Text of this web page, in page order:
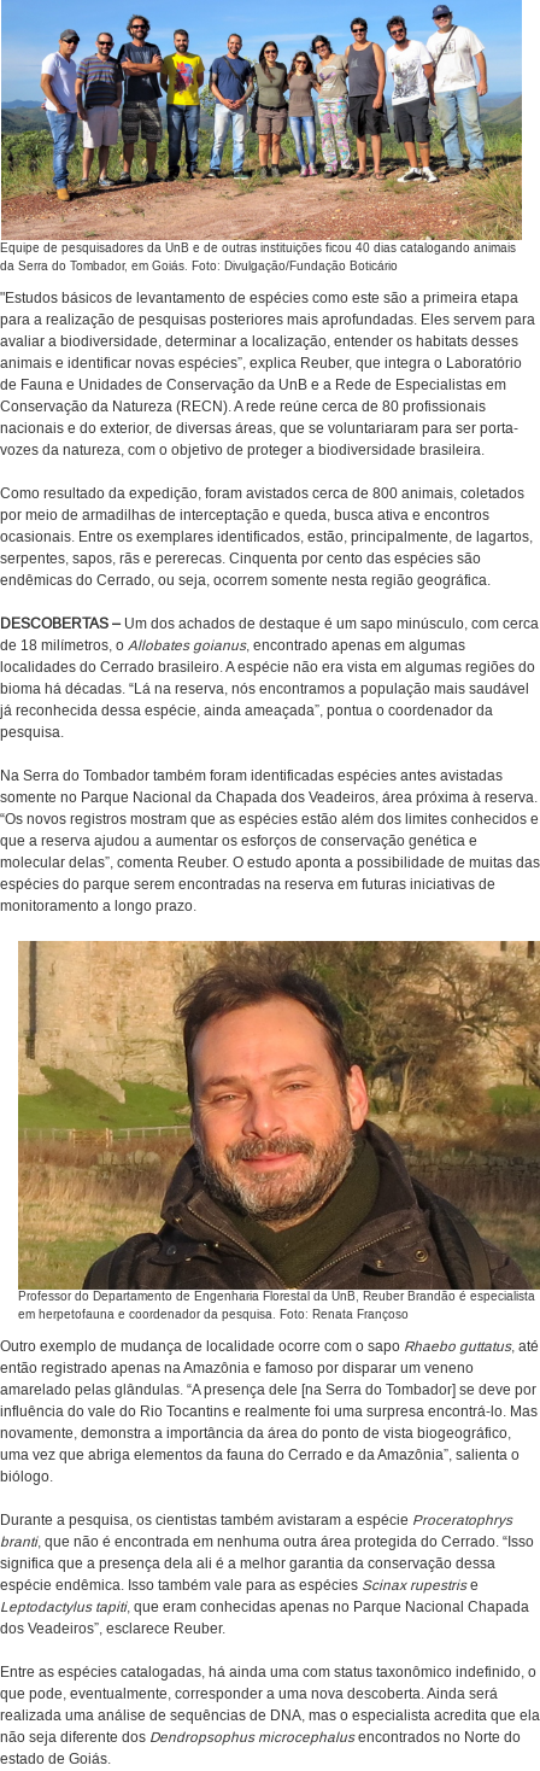
Equipe de pesquisadores da UnB e de outras instituições ficou 40 dias catalogando animais
da Serra do Tombador, em Goiás. Foto: Divulgação/Fundação Boticário
"Estudos básicos de levantamento de espécies como este são a primeira etapa
para a realização de pesquisas posteriores mais aprofundadas. Eles servem para
avaliar a biodiversidade, determinar a localização, entender os habitats desses
animais e identificar novas espécies”, explica Reuber, que integra o Laboratório
de Fauna e Unidades de Conservação da UnB e a Rede de Especialistas em
Conservação da Natureza (RECN). A rede reúne cerca de 80 profissionais
nacionais e do exterior, de diversas áreas, que se voluntariaram para ser porta-
vozes da natureza, com o objetivo de proteger a biodiversidade brasileira.
Como resultado da expedição, foram avistados cerca de 800 animais, coletados
por meio de armadilhas de interceptação e queda, busca ativa e encontros
ocasionais. Entre os exemplares identificados, estão, principalmente, de lagartos,
serpentes, sapos, rãs e pererecas. Cinquenta por cento das espécies são
endêmicas do Cerrado, ou seja, ocorrem somente nesta região geográfica.
DESCOBERTAS –Um dos achados de destaque é um sapo minúsculo, com cerca
de 18 milímetros, o Allobates goianus, encontrado apenas em algumas
localidades do Cerrado brasileiro. A espécie não era vista em algumas regiões do
bioma há décadas. “Lá na reserva, nós encontramos a população mais saudável
já reconhecida dessa espécie, ainda ameaçada”, pontua o coordenador da
pesquisa.
Na Serra do Tombador também foram identificadas espécies antes avistadas
somente no Parque Nacional da Chapada dos Veadeiros, área próxima à reserva.
“Os novos registros mostram que as espécies estão além dos limites conhecidos e
que a reserva ajudou a aumentar os esforços de conservação genética e
molecular delas”, comenta Reuber. O estudo aponta a possibilidade de muitas das
espécies do parque serem encontradas na reserva em futuras iniciativas de
monitoramento a longo prazo.
Professor do Departamento de Engenharia Florestal da UnB, Reuber Brandão é especialista
em herpetofauna e coordenador da pesquisa. Foto: Renata Françoso
Outro exemplo de mudança de localidade ocorre com o sapo Rhaebo guttatus, até
então registrado apenas na Amazônia e famoso por disparar um veneno
amarelado pelas glândulas. “A presença dele [na Serra do Tombador] se deve por
influência do vale do Rio Tocantins e realmente foi uma surpresa encontrá-lo. Mas
novamente, demonstra a importância da área do ponto de vista biogeográfico,
uma vez que abriga elementos da fauna do Cerrado e da Amazônia”, salienta o
biólogo.
Durante a pesquisa, os cientistas também avistaram a espécie Proceratophrys
branti, que não é encontrada em nenhuma outra área protegida do Cerrado. “Isso
significa que a presença dela ali é a melhor garantia da conservação dessa
espécie endêmica. Isso também vale para as espécies Scinax rupestrise
Leptodactylus tapiti, que eram conhecidas apenas no Parque Nacional Chapada
dos Veadeiros”, esclarece Reuber.
Entre as espécies catalogadas, há ainda uma com status taxonômico indefinido, o
que pode, eventualmente, corresponder a uma nova descoberta. Ainda será
realizada uma análise de sequências de DNA, mas o especialista acredita que ela
não seja diferente dos Dendropsophus microcephalusencontrados no Norte do
estado de Goiás.